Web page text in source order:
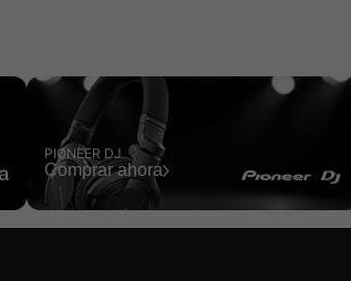
PIONEER DJ
Comprar ahora